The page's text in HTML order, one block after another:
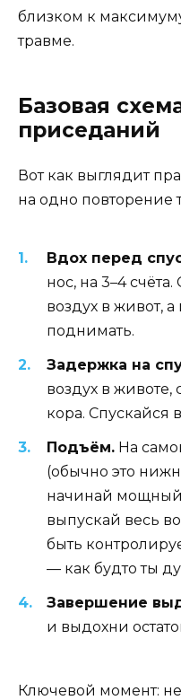
близком к
травме.
Базовая
приседаний
Вот как выглядит
на одно повторение
Вдох перед
нос, на 3–4
воздух в живот,
поднимать.
Задержка на
воздух в
кора. Спускайся
Подъём. На
(обычно это
начинай мощный
выпускай весь
быть
— как будто ты
Завершение
и выдохни
Ключевой момент: